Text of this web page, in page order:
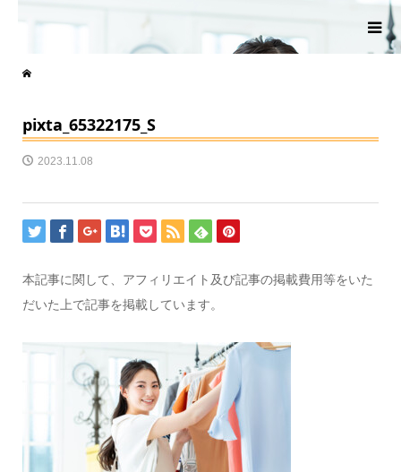
pixta_65322175_S
2023.11.08
本記事に関して、アフィリエイト及び記事の掲載費用等をいた
だいた上で記事を掲載しています。